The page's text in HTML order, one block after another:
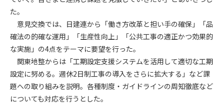
た。
意見交換では、日建連から「働き方改革と担い手の確保」「品
確法の的確な運用」「生産性向上」「公共工事の適正かつ効果的
な実施」の4点をテーマに要望を行った。
関東地整からは「工期設定支援システムを活用して適切な工期
設定に努める。週休2日制工事の導入をさらに拡大する」など課
題への取り組みを説明。各種制度・ガイドラインの周知徹底など
についても対応を行うとした。
(2) 本規約に違反した場合/li>
(3) 会員申し込みの際、申告事項に虚偽があった場合
(4) 会員申込者が管理者所定の手続き通りに会員申込手続き処
理を行わなかった場合
(5) その他管理者が会員とすることを不適当と判断した場合
2. 管理者は承認後であっても承認した会員が前項の何れかに該
当することが判明した場合、会員資格を取り消すことがあり
ます。